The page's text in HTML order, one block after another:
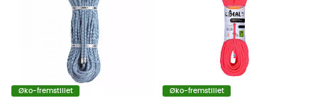
Øko-fremstillet Øko-fremstillet